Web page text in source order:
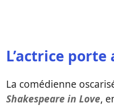
L’actrice
La comédienne
Shakespeare in Love,